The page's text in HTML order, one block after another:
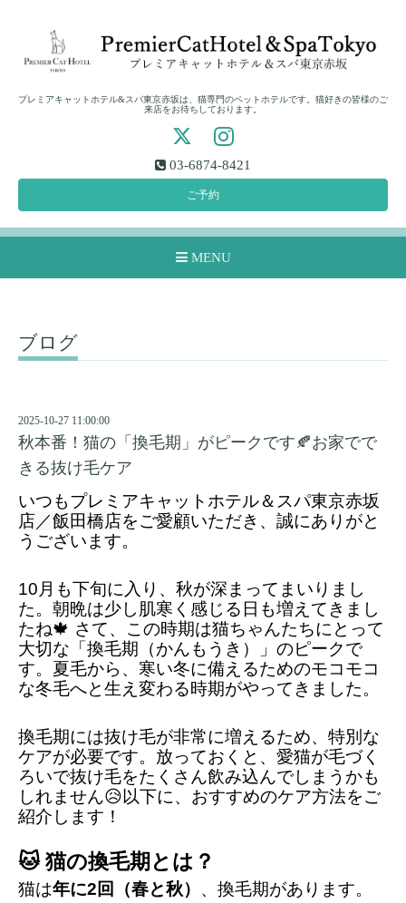
プレミアキャットホテル&スパ東京赤坂は、猫専門のペットホテルです。猫好きの皆様のご
来店をお待ちしております。
03-6874-8421
ご予約
MENU
ブログ
2025-10-27 11:00:00
秋本番！猫の「換毛期」がピークです🍂お家でで
きる抜け毛ケア
いつもプレミアキャットホテル＆スパ東京赤坂
店／飯田橋店をご愛顧いただき、誠にありがと
うございます。
10月も下旬に入り、秋が深まってまいりまし
た。朝晩は少し肌寒く感じる日も増えてきまし
たね🍁 さて、この時期は猫ちゃんたちにとって
大切な「換毛期（かんもうき）」のピークで
す。夏毛から、寒い冬に備えるためのモコモコ
な冬毛へと生え変わる時期がやってきました。
換毛期には抜け毛が非常に増えるため、特別な
ケアが必要です。放っておくと、愛猫が毛づく
ろいで抜け毛をたくさん飲み込んでしまうかも
しれません😥以下に、おすすめのケア方法をご
紹介します！
🐱 猫の換毛期とは？
猫は年に2回（春と秋） 、換毛期があります。